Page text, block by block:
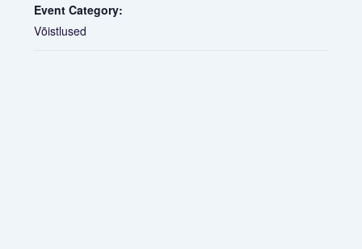
Event Category:
Võistlused